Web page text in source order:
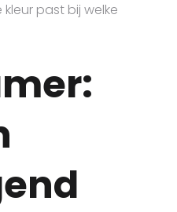
past bij welke